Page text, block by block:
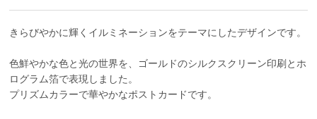
きらびやかに輝くイルミネーションをテーマにしたデザインです。
色鮮やかな色と光の世界を、ゴールドのシルクスクリーン印刷とホ
ログラム箔で表現しました。
プリズムカラーで華やかなポストカードです。